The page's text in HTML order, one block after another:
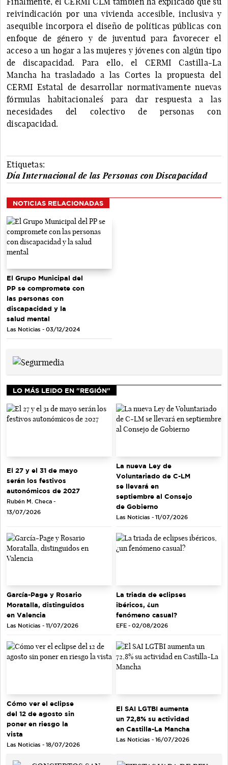
reivindicación por una vivienda accesible, inclusiva y
asequible incorpora el diseño de políticas públicas con
enfoque de género y de juventud para favorecer el
acceso a un hogar a las mujeres y jóvenes con algún tipo
de discapacidad. Para ello, el CERMI Castilla-La
Mancha ha trasladado a las Cortes la propuesta del
CERMI Estatal de desarrollar normativamente nuevas
fórmulas `habitacionales´ para dar respuesta a las
necesidades del colectivo de personas con
discapacidad.
Etiquetas:
Día Internacional de las Personas con Discapacidad
NOTICIAS RELACIONADAS
El Grupo Municipal del
PP se compromete con
las personas con
discapacidad y la
salud mental
Las Noticias - 03/12/2024
LO MÁS LEIDO EN "REGIÓN"
El 27 y el 31 de mayo
serán los festivos
autonómicos de 2027
Rubén M. Checa -
13/07/2026
La nueva Ley de
Voluntariado de C-LM
se llevará en
septiembre al Consejo
de Gobierno
Las Noticias - 11/07/2026
García-Page y Rosario
Moratalla, distinguidos
en Valencia
Las Noticias - 11/07/2026
La triada de eclipses
ibéricos, ¿un
fenómeno casual?
EFE - 02/08/2026
Cómo ver el eclipse
del 12 de agosto sin
poner en riesgo la
vista
Las Noticias - 18/07/2026
El SAI LGTBI aumenta
un 72,8% su actividad
en Castilla-La Mancha
Las Noticias - 16/07/2026